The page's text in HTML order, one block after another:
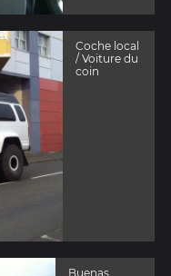
Coche local
/ Voiture du
coin
Buenas